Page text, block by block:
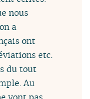
nous
a
ont
etc.
du tout
Au
vont pas